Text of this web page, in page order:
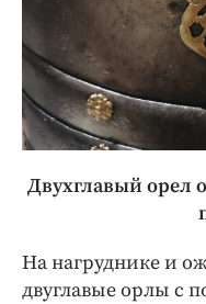
Двухглавый орел
На нагруднике и
двуглавые орлы с